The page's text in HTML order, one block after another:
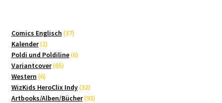
Comics Englisch 3737
Kalender 22
Produkte
Poldi und Poldiline 66
Variantcover 6565
Western 66
Produkte
WizKids HeroClix Indy 3232
Produkte
Artbooks/Alben/Bücher 9393